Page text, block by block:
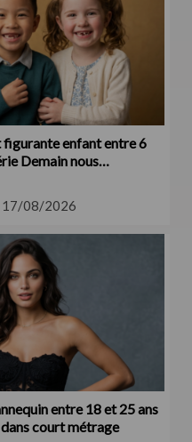
enfant entre 6
Demain nous
17/08/2026
entre 18 et 25 ans
court métrage